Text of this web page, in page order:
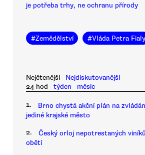
je potřeba trhy, ne ochranu přírody
#Zemědělství #Vláda Petra Fialy
Nejčtenější
Nejdiskutovanější
24 hod
týden měsíc
1.
Brno chystá akční plán na
jediné krajské město
2.
Český orloj nepotrestaných
obětí